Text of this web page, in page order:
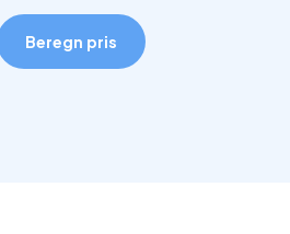
Beregn pris